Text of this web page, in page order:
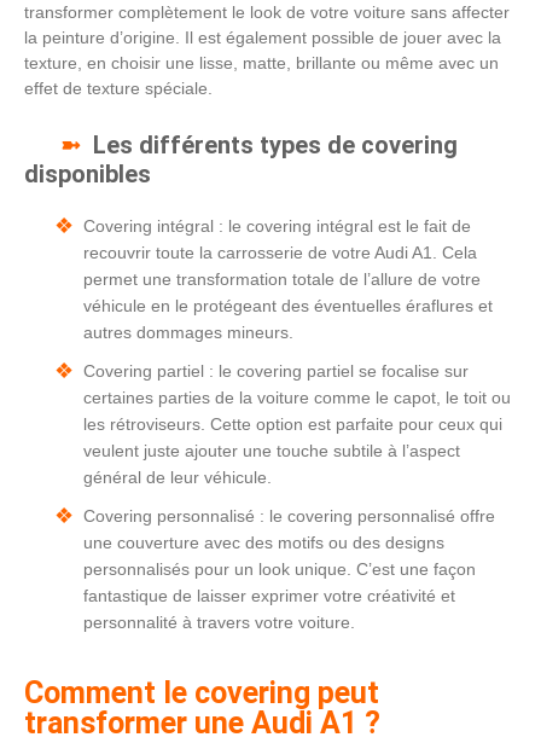
transformer complètement le look de votre voiture sans affecter
la peinture d’origine. Il est également possible de jouer avec la
texture, en choisir une lisse, matte, brillante ou même avec un
effet de texture spéciale.
Les différents types de covering
disponibles
Covering intégral : le covering intégral est le fait de
recouvrir toute la carrosserie de votre Audi A1. Cela
permet une transformation totale de l’allure de votre
véhicule en le protégeant des éventuelles éraflures et
autres dommages mineurs.
Covering partiel : le covering partiel se focalise sur
certaines parties de la voiture comme le capot, le toit ou
les rétroviseurs. Cette option est parfaite pour ceux qui
veulent juste ajouter une touche subtile à l’aspect
général de leur véhicule.
Covering personnalisé : le covering personnalisé offre
une couverture avec des motifs ou des designs
personnalisés pour un look unique. C’est une façon
fantastique de laisser exprimer votre créativité et
personnalité à travers votre voiture.
Comment le covering peut
transformer une Audi A1 ?